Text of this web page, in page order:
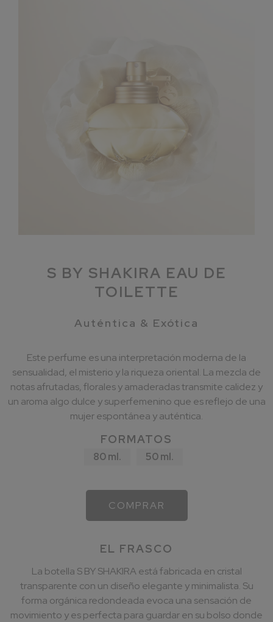
S BY SHAKIRA EAU DE
TOILETTE
Auténtica & Exótica
Este perfume es una interpretación moderna de la
sensualidad, el misterio y la riqueza oriental. La mezcla de
notas afrutadas, florales y amaderadas transmite calidez y
un aroma algo dulce y superfemenino que es reflejo de una
mujer espontánea y auténtica.
FORMATOS
80 ml. 50 ml.
COMPRAR
EL FRASCO
La botella S BY SHAKIRA está fabricada en cristal
transparente con un diseño elegante y minimalista. Su
forma orgánica redondeada evoca una sensación de
movimiento y es perfecta para guardar en su bolso donde